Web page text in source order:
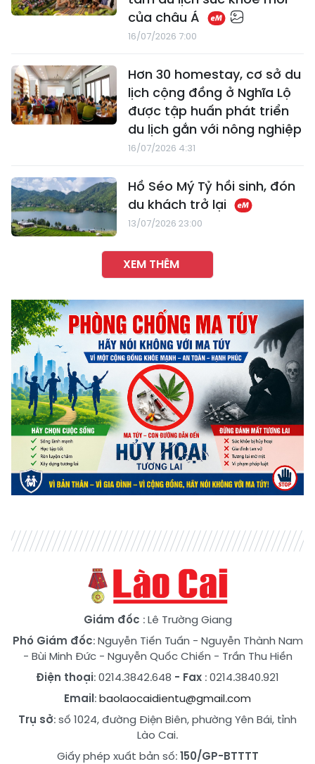
của châu Á
16/07/2026 7:00
Hơn 30 homestay, cơ sở du
lịch cộng đồng ở Nghĩa Lộ
được tập huấn phát triển
du lịch gắn với nông nghiệp
16/07/2026 4:31
Hồ Séo Mý Tỷ hồi sinh, đón
du khách trở lại
13/07/2026 23:00
XEM THÊM
Giám đốc : Lê Trường Giang
Phó Giám đốc:Nguyễn Tiến Tuấn - Nguyễn Thành Nam
- Bùi Minh Đức- Nguyễn Quốc Chiến - Trần Thu Hiền
Điện thoại: 0214.3842.648 - Fax : 0214.3840.921
Email:baolaocaidientu@gmail.com
Trụ sở: số 1024, đường Điện Biên, phường Yên Bái, tỉnh
Lào Cai.
Giấy phép xuất bản số:150/GP-BTTTT